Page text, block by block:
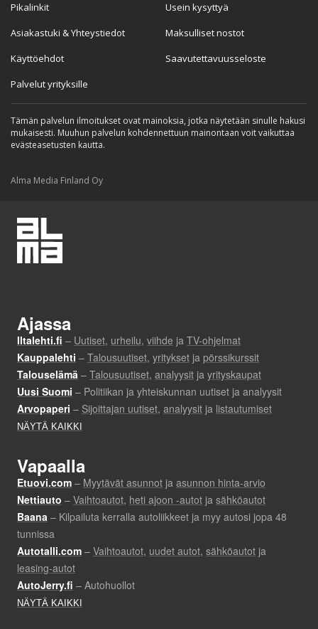
Pikalinkit
Asiakastuki & Yhteystiedot
Käyttöehdot
Palvelut yrityksille
Usein kysyttyä
Maksulliset nostot
Saavutettavuusseloste
Tämän palvelun ilmoitukset ovat mainoksia, jotka näytetään sinulle hakusi
mukaisesti. Muuhun palvelun kohdennettuun mainontaan voit vaikuttaa
evästeasetusten kautta.
Alma Media Finland Oy